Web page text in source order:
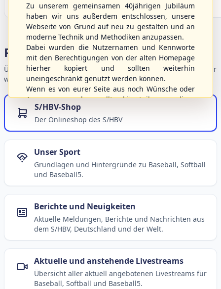
Portalbereiche
Übersicht der Verbandsbereiche – wählen Sie einen Einstieg für
weiterführende Informationen.
S/HBV-Shop
Der Onlineshop des S/HBV
Unser Sport
Grundlagen und Hintergründe zu Baseball, Softball
und Baseball5.
Berichte und Neuigkeiten
Aktuelle Meldungen, Berichte und Nachrichten aus
dem S/HBV, Deutschland und der Welt.
Aktuelle und anstehende Livestreams
Übersicht aller aktuell angebotenen Livestreams für
Baseball, Softball und Baseball5.
Zu unserem gemeinsamen 40jährigen Jubiläum
haben wir uns außerdem entschlossen, unsere
Webseite von Grund auf neu zu gestalten und an
moderne Technik und Methodiken anzupassen.
Dabei wurden die Nutzernamen und Kennworte
mit den Berechtigungen von der alten Homepage
hierher kopiert und sollten weiterhin
uneingeschränkt genutzt werden können.
Wenn es von eurer Seite aus noch Wünsche oder
Anregungen geben sollte, könnt ihr uns diese
gerne an die Verbandsadresse
schicken.